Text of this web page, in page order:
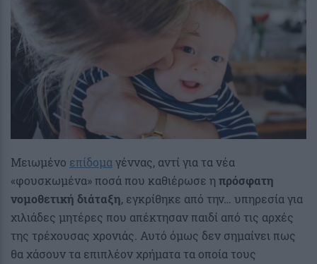
Μειωμένο επίδομαγέννας, αντί για τα νέα
«φουσκωμένα» ποσά που καθιέρωσε η πρόσφατη
νομοθετική διάταξη, εγκρίθηκε από την… υπηρεσία για
χιλιάδες μητέρες που απέκτησαν παιδί από τις αρχές
της τρέχουσας χρονιάς. Αυτό όμως δεν σημαίνει πως
θα χάσουν τα επιπλέον χρήματα τα οποία τους